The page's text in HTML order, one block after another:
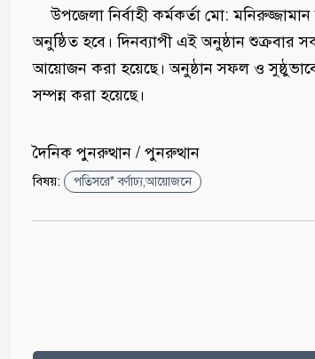
উপজেলা নির্বাহী কর্মকর্তা মো:
অনুষ্ঠিত হবে। দিনব্যাপী এই অনুষ্ঠান শুক্রবার
আয়োজন করা হয়েছে। অনুষ্ঠান সফল ও সুষ্ঠুভাবে
সম্পন্ন করা হয়েছে।
দৈনিক পুনরুত্থান / পুনরুত্থান
বিষয়: পতিসরে* বর্ণাঢ্য,আয়োজনে